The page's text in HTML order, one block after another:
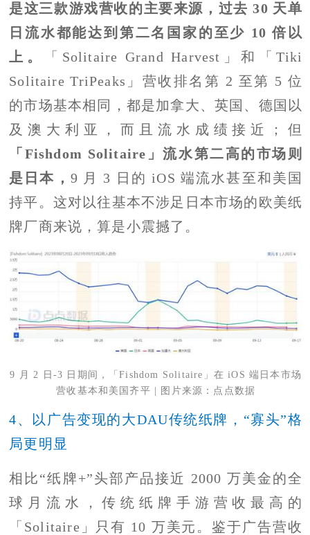
是这三款游戏营收的主要来源，过去 30 天单
日流水都能达到第二名国家的至少 10 倍以
上。
「Solitaire Grand Harvest」和「Tiki
Solitaire TriPeaks」营收排名第 2 至第 5 位
的市场基本相同，都是加拿大、英国、德国以
及澳大利亚，而且流水成绩接近；但
「Fishdom Solitaire」流水第二高的市场则
是日本， 9 月 3 日的 iOS 端流水甚至和美国
持平。这对以往基本不涉足日本市场的欧美纸
牌厂商来说，算是小震撼了。
9 月 2 日-3 日期间，「Fishdom Solitaire」在 iOS 端日本市场
营收基本和美国齐平 | 图片来源：点点数据
4、以广告变现的大DAU传统纸牌，“寡头”格
局更明显
相比“纸牌+”头部产品接近 2000 万美金的全
球月流水，传统纸牌手游营收最高的
「Solitaire」只有 10 万美元。鉴于广告营收